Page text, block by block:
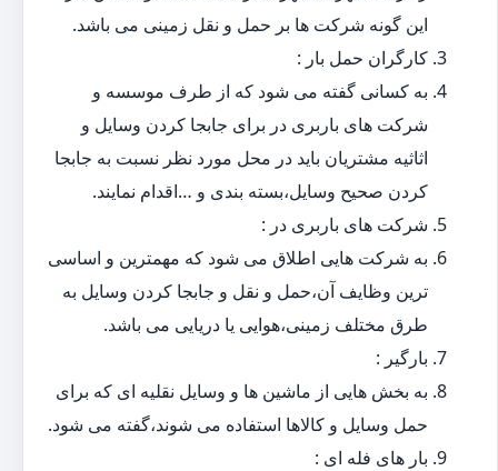
این گونه شرکت ها بر حمل و نقل زمینی می باشد.
کارگران حمل بار :
به کسانی گفته می شود که از طرف موسسه و
شرکت های باربری در برای جابجا کردن وسایل و
اثاثیه مشتریان باید در محل مورد نظر نسبت به جابجا
کردن صحیح وسایل،بسته بندی و …اقدام نمایند.
شرکت های باربری در :
به شرکت هایی اطلاق می شود که مهمترین و اساسی
ترین وظایف آن،حمل و نقل و جابجا کردن وسایل به
طرق مختلف زمینی،هوایی یا دریایی می باشد.
بارگیر :
به بخش هایی از ماشین ها و وسایل نقلیه ای که برای
حمل وسایل و کالاها استفاده می شوند،گفته می شود.
بار های فله ای :